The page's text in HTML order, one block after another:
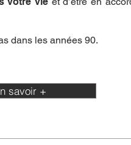
dans les années 90.
savoir +